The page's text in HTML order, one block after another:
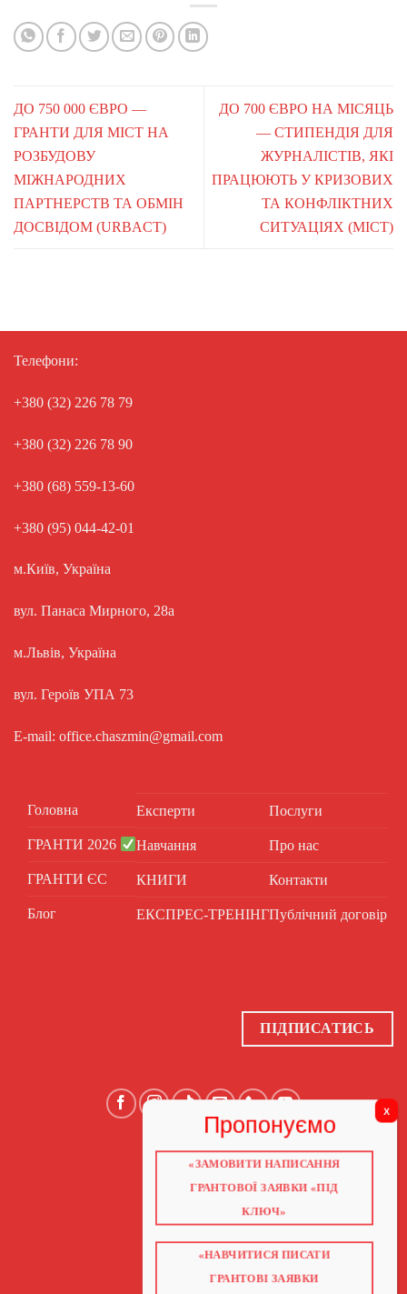
ДО 750 000 ЄВРО —
ГРАНТИ ДЛЯ МІСТ НА
РОЗБУДОВУ
МІЖНАРОДНИХ
ПАРТНЕРСТВ ТА ОБМІН
ДОСВІДОМ (URBACT)
ДО 700 ЄВРО НА МІСЯЦЬ
— СТИПЕНДІЯ ДЛЯ
ЖУРНАЛІСТІВ, ЯКІ
ПРАЦЮЮТЬ У КРИЗОВИХ
ТА КОНФЛІКТНИХ
СИТУАЦІЯХ (MICT)
Телефони:
+380 (32) 226 78 79
+380 (32) 226 78 90
+380 (68) 559-13-60
+380 (95) 044-42-01
м.Київ, Україна
вул. Панаса Мирного, 28а
м.Львів, Україна
вул. Героїв УПА 73
E-mail: office.chaszmin@gmail.com
Головна
ГРАНТИ 2026
ГРАНТИ ЄС
Блог
Експерти
Навчання
КНИГИ
ЕКСПРЕС-ТРЕНІНГ
Послуги
Про нас
Контакти
Публічний договір
ПІДПИСАТИСЬ
ГОЛОВНА
ГРАНТИ 2026
НАВЧАННЯ
КНИГИ
ВІДЕО ПРО ГРАНТИ
«ЗАМОВИТИ НАПИСАННЯ
ГРАНТОВОЇ ЗАЯВКИ «ПІД
КЛЮЧ»
«НАВЧИТИСЯ ПИСАТИ
ГРАНТОВІ ЗАЯВКИ